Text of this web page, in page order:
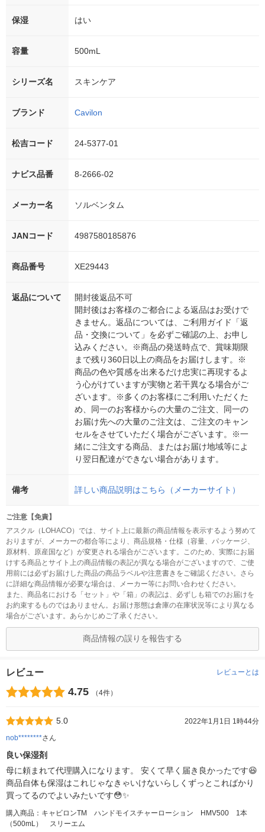
保湿 はい
容量 500mL
シリーズ名 スキンケア
ブランド Cavilon
松吉コード 24-5377-01
ナビス品番 8-2666-02
メーカー名 ソルベンタム
JANコード 4987580185876
商品番号 XE29443
返品について
開封後返品不可
開封後はお客様のご都合による返品はお受けで
きません。返品については、ご利用ガイド「返
品・交換について」を必ずご確認の上、お申し
込みください。※商品の発送時点で、賞味期限
まで残り360日以上の商品をお届けします。※
商品の色や質感を出来るだけ忠実に再現するよ
う心がけていますが実物と若干異なる場合がご
ざいます。※多くのお客様にご利用いただくた
め、同一のお客様からの大量のご注文、同一の
お届け先への大量のご注文は、ご注文のキャン
セルをさせていただく場合がございます。※一
緒にご注文する商品、またはお届け地域等によ
り翌日配達ができない場合があります。
備考 詳しい商品説明はこちら（メーカーサイト）
ご注意【免責】
アスクル（LOHACO）では、サイト上に最新の商品情報を表示するよう努めて
おりますが、メーカーの都合等により、商品規格・仕様（容量、パッケージ、
原材料、原産国など）が変更される場合がございます。このため、実際にお届
けする商品とサイト上の商品情報の表記が異なる場合がございますので、ご使
用前には必ずお届けした商品の商品ラベルや注意書きをご確認ください。さら
に詳細な商品情報が必要な場合は、メーカー等にお問い合わせください。
また、商品名における「セット」や「箱」の表記は、必ずしも箱でのお届けを
お約束するものではありません。お届け形態は倉庫の在庫状況等により異なる
場合がございます。あらかじめご了承ください。
商品情報の誤りを報告する
レビュー レビューとは
4.75 （4件）
5.0
2022年1月1日 1時44分
nob********さん
良い保湿剤
母に頼まれて代理購入になります。 安くて早く届き良かったです😆
商品自体も保湿はこれじゃなきゃいけないらしくずっとこればかり
買ってるのでよいみたいです😳✨
購入商品：キャビロンTM ハンドモイスチャーローション HMV500 1本
（500mL） スリーエム